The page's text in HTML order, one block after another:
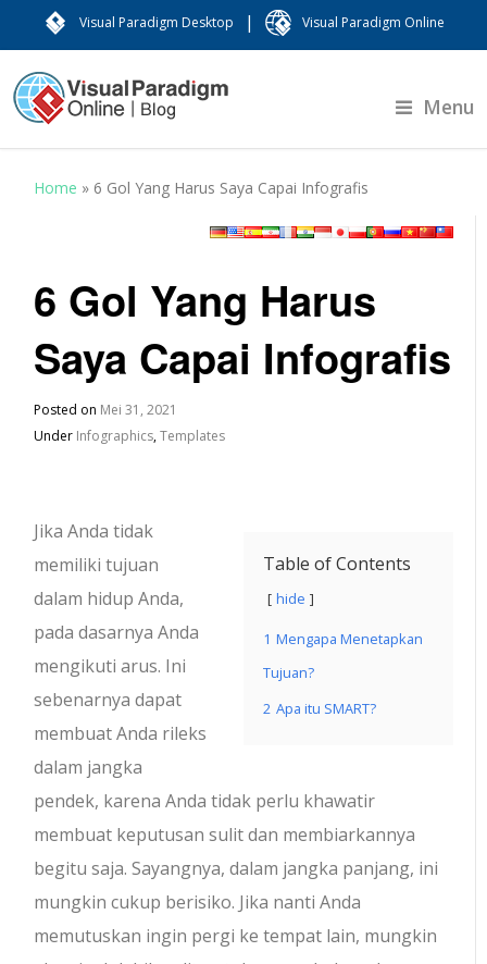
Visual Paradigm Desktop | Visual Paradigm Online
Menu
Home » 6 Gol Yang Harus Saya Capai Infografis
6 Gol Yang Harus
Saya Capai Infografis
Posted on Mei 31, 2021
Under Infographics,Templates
Table of Contents
hide
1 Mengapa Menetapkan
Tujuan?
2 Apa itu SMART?
Jika Anda tidak
memiliki tujuan
dalam hidup Anda,
pada dasarnya Anda
mengikuti arus. Ini
sebenarnya dapat
membuat Anda rileks
dalam jangka
pendek, karena Anda tidak perlu khawatir
membuat keputusan sulit dan membiarkannya
begitu saja. Sayangnya, dalam jangka panjang, ini
mungkin cukup berisiko. Jika nanti Anda
memutuskan ingin pergi ke tempat lain, mungkin